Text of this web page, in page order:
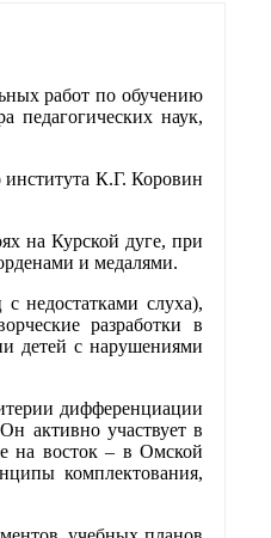
работ по обучению
педагогических наук,
института К.Г. Коровин
на Курской дуге, при
и медалями.
недостатками слуха),
разработки в
детей с нарушениями
дифференциации
активно участвует в
на восток – в Омской
комплектования,